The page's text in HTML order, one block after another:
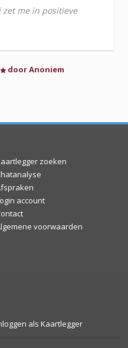
me in positieve
door Anoniem
zoeken
account
voorwaarden
als Kaartlegger